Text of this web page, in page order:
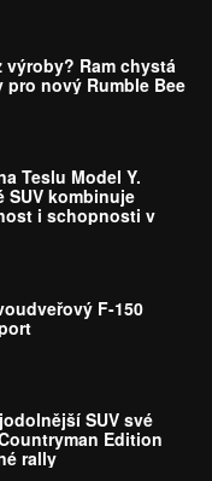
výroby? Ram chystá
nový Rumble Bee
Teslu Model Y.
SUV kombinuje
i schopnosti v
F-150
SUV své
Edition
rally